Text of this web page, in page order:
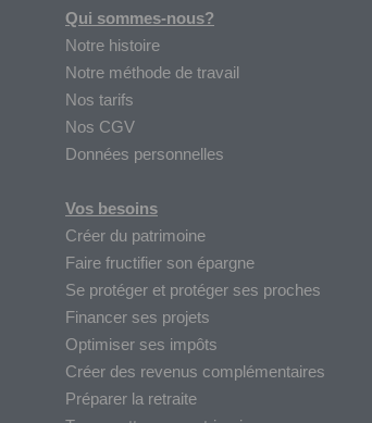
Qui sommes-nous?
Notre histoire
Notre méthode de travail
Nos tarifs
Nos CGV
Données personnelles
Vos besoins
Créer du patrimoine
Faire fructifier son épargne
Se protéger et protéger ses proches
Financer ses projets
Optimiser ses impôts
Créer des revenus complémentaires
Préparer la retraite